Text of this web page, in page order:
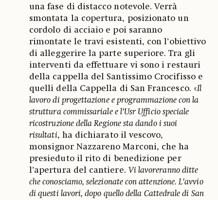
una fase di distacco notevole. Verrà
smontata la copertura, posizionato un
cordolo di acciaio e poi saranno
rimontate le travi esistenti, con l’obiettivo
di alleggerire la parte superiore. Tra gli
interventi da effettuare vi sono i restauri
della cappella del Santissimo Crocifisso e
quelli della Cappella di San Francesco. «Il
lavoro di progettazione e programmazione con la
struttura commissariale e l’Usr Ufficio speciale
ricostruzione della Regione sta dando i suoi
risultati, ha dichiarato il vescovo,
monsignor Nazzareno Marconi, che ha
presieduto il rito di benedizione per
l’apertura del cantiere. Vi lavoreranno ditte
che conosciamo, selezionate con attenzione. L’avvio
di questi lavori, dopo quello della Cattedrale di San